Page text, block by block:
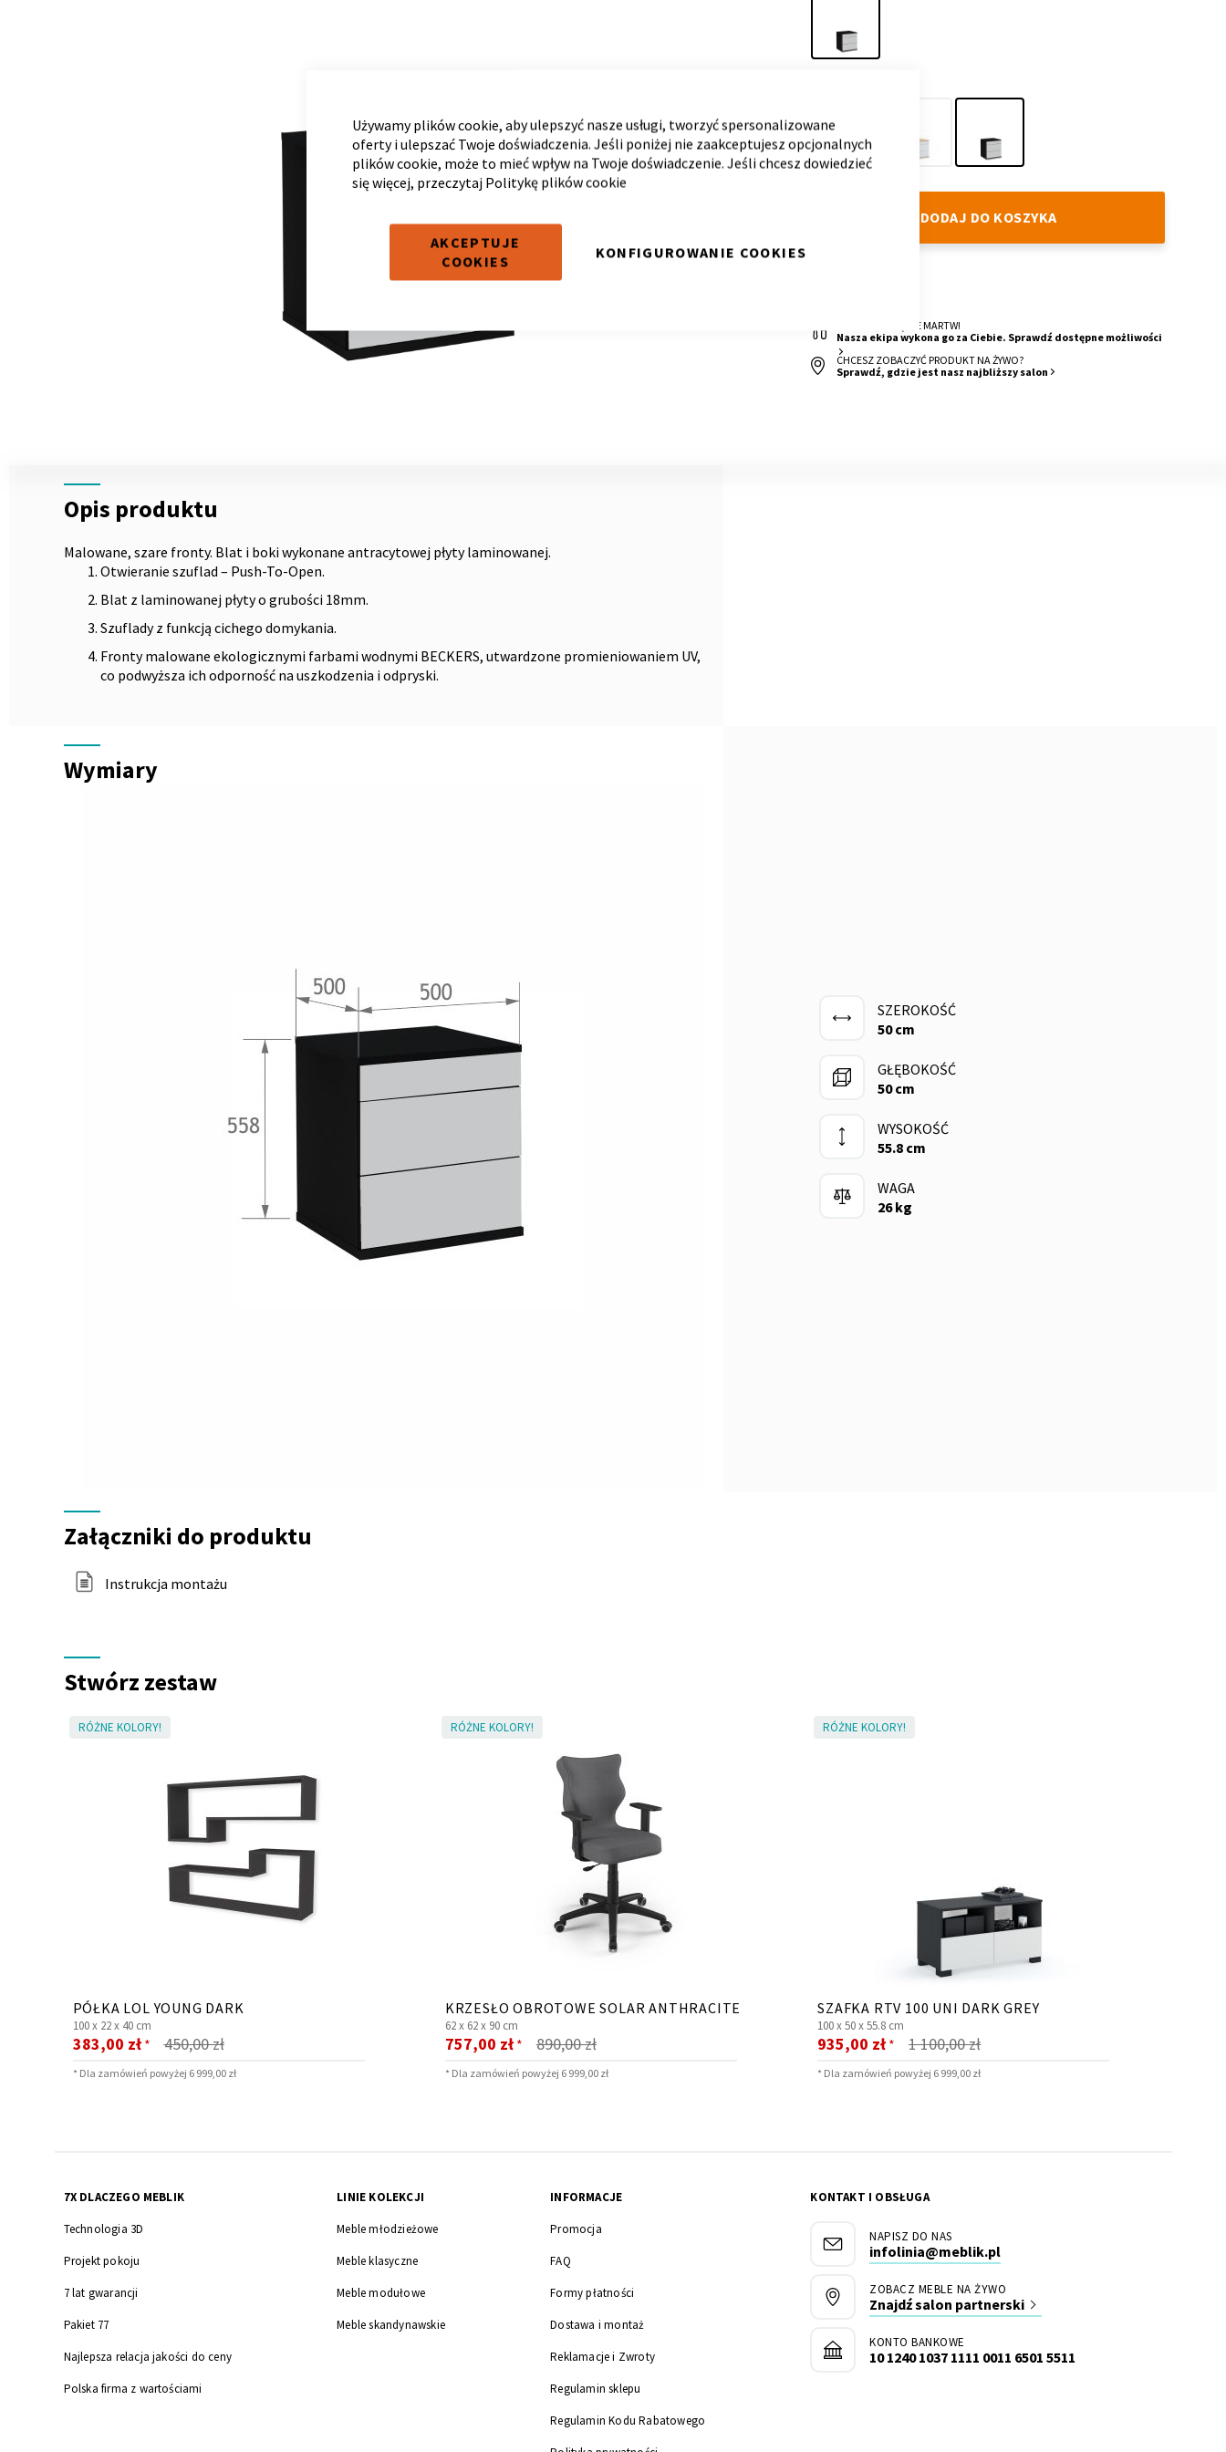
Używamy plików cookie, aby ulepszyć nasze usługi, tworzyć spersonalizowane
oferty i ulepszać Twoje doświadczenia. Jeśli poniżej nie zaakceptujesz opcjonalnych
plików cookie, może to mieć wpływ na Twoje doświadczenie. Jeśli chcesz dowiedzieć
się więcej, przeczytaj Politykę plików cookie
AKCEPTUJE
COOKIES
KONFIGUROWANIE COOKIES
beginning
of
the
images
gallery
White
Grey
DODAJ DO KOSZYKA
O MONTAŻ SIĘ NIE MARTW!
Nasza ekipa wykona go za Ciebie. Sprawdź dostępne możliwości
CHCESZ ZOBACZYĆ PRODUKT NA ŻYWO?
Sprawdź, gdzie jest nasz najbliższy salon
Opis produktu
Malowane, szare fronty. Blat i boki wykonane antracytowej płyty laminowanej.
Otwieranie szuflad – Push-To-Open.
Blat z laminowanej płyty o grubości 18mm.
Szuflady z funkcją cichego domykania.
Fronty malowane ekologicznymi farbami wodnymi BECKERS, utwardzone promieniowaniem UV,
co podwyższa ich odporność na uszkodzenia i odpryski.
Wymiary
SZEROKOŚĆ
50 cm
GŁĘBOKOŚĆ
50 cm
WYSOKOŚĆ
55.8 cm
WAGA
26 kg
do
produktu
Załączniki do produktu
Instrukcja montażu
Stwórz zestaw
RÓŻNE KOLORY!
PÓŁKA LOL YOUNG DARK
100 x 22 x 40 cm
450,00 zł
Cena
383,00 zł *
* Dla zamówień powyżej 6 999,00 zł
RÓŻNE KOLORY!
KRZESŁO OBROTOWE SOLAR ANTHRACITE
62 x 62 x 90 cm
890,00 zł
Cena
757,00 zł *
* Dla zamówień powyżej 6 999,00 zł
RÓŻNE KOLORY!
SZAFKA RTV 100 UNI DARK GREY
100 x50 x55.8 cm
1 100,00 zł
Cena
935,00 zł*
* Dla zamówień powyżej 6 999,00 zł
7X DLACZEGO MEBLIK
Technologia 3D
Projekt pokoju
7 lat gwarancji
Pakiet 77
Najlepsza relacja jakości do ceny
Polska firma z wartościami
LINIE KOLEKCJI
Meble młodzieżowe
Meble klasyczne
Meble modułowe
Meble skandynawskie
INFORMACJE
Promocja
FAQ
Formy płatności
Dostawa i montaż
Reklamacje i Zwroty
Regulamin sklepu
Regulamin Kodu Rabatowego
KONTAKT I OBSŁUGA
NAPISZ DO NAS
infolinia@meblik.pl
ZOBACZ MEBLE NA ŻYWO
Znajdź salon partnerski
KONTO BANKOWE
10 1240 1037 1111 0011 6501 5511